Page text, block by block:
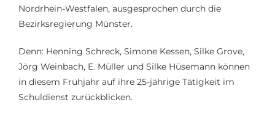
Nordrhein-Westfalen, ausgesprochen durch die
Bezirksregierung Münster.
Denn: Henning Schreck, Simone Kessen, Silke Grove,
Jörg Weinbach, E. Müller und Silke Hüsemann können
in diesem Frühjahr auf ihre 25-jährige Tätigkeit im
Schuldienst zurückblicken.